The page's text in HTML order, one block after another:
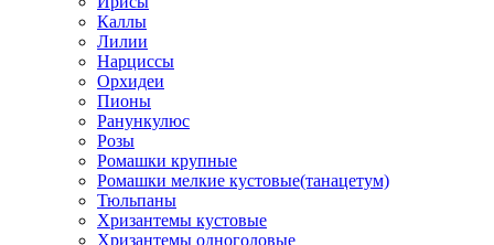
Каллы
Лилии
Нарциссы
Орхидеи
Пионы
Ранункулюс
Розы
Ромашки крупные
Ромашки мелкие кустовые(танацетум)
Тюльпаны
Хризантемы кустовые
Хризантемы одноголовые